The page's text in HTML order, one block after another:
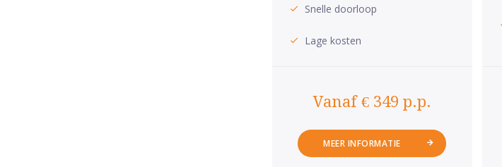
Snelle doorloop
Lage kosten
Vanaf € 349 p.p.
MEER INFORMATIE